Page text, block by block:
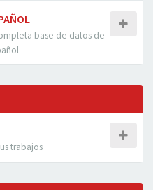
base de datos de
trabajos